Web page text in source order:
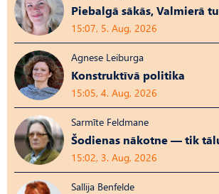
Piebalgā sākās, Valmierā
15:07, 5. Aug, 2026
Agnese Leiburga
Konstruktīvā politika
15:05, 4. Aug, 2026
Sarmīte Feldmane
Šodienas nākotne — tik
15:02, 3. Aug, 2026
Sallija Benfelde